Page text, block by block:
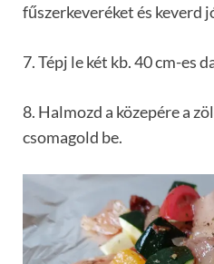
fűszerkeveréket és keverd
7. Tépj le két kb. 40 cm-es
8. Halmozd a közepére a
csomagold be.